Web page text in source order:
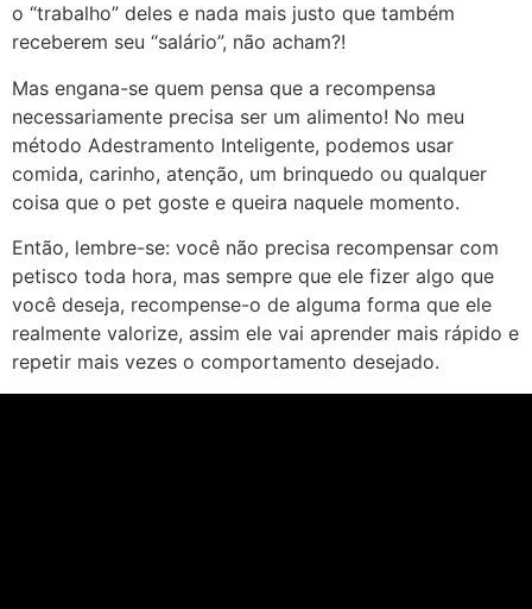
o “trabalho” deles e nada mais justo que também
receberem seu “salário”, não acham?!
Mas engana-se quem pensa que a recompensa
necessariamente precisa ser um alimento! No meu
método Adestramento Inteligente, podemos usar
comida, carinho, atenção, um brinquedo ou qualquer
coisa que o pet goste e queira naquele momento.
Então, lembre-se: você não precisa recompensar com
petisco toda hora, mas sempre que ele fizer algo que
você deseja, recompense-o de alguma forma que ele
realmente valorize, assim ele vai aprender mais rápido e
repetir mais vezes o comportamento desejado.